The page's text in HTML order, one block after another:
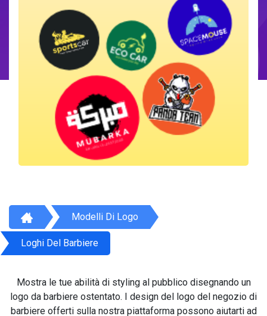
Modelli Di Logo
Loghi Del Barbiere
Mostra le tue abilità di styling al pubblico disegnando un
logo da barbiere ostentato. I design del logo del negozio di
barbiere offerti sulla nostra piattaforma possono aiutarti ad